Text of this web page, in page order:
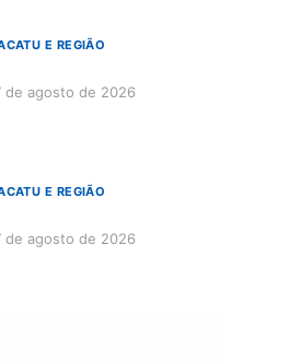
E REGIÃO
de agosto de 2026
E REGIÃO
de agosto de 2026